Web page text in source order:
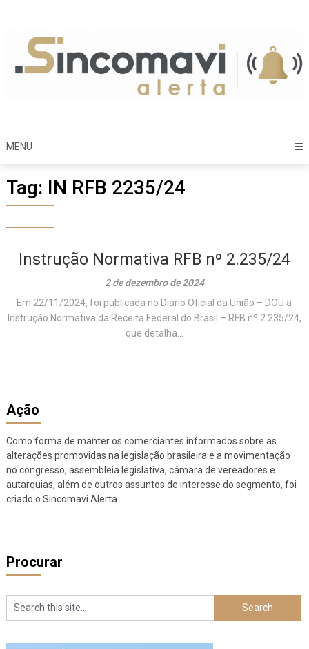
content
MENU
Tag: IN RFB 2235/24
Instrução Normativa RFB nº 2.235/24
2 de dezembro de 2024
Em 22/11/2024, foi publicada no Diário Oficial da União – DOU a
Instrução Normativa da Receita Federal do Brasil – RFB nº 2.235/24,
que detalha...
Ação
Como forma de manter os comerciantes informados sobre as
alterações promovidas na legislação brasileira e a movimentação
no congresso, assembleia legislativa, câmara de vereadores e
autarquias, além de outros assuntos de interesse do segmento, foi
criado o Sincomavi Alerta.
Procurar